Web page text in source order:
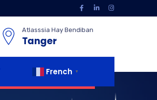
Atlasssia Hay Bendiban
Tanger
French ▼